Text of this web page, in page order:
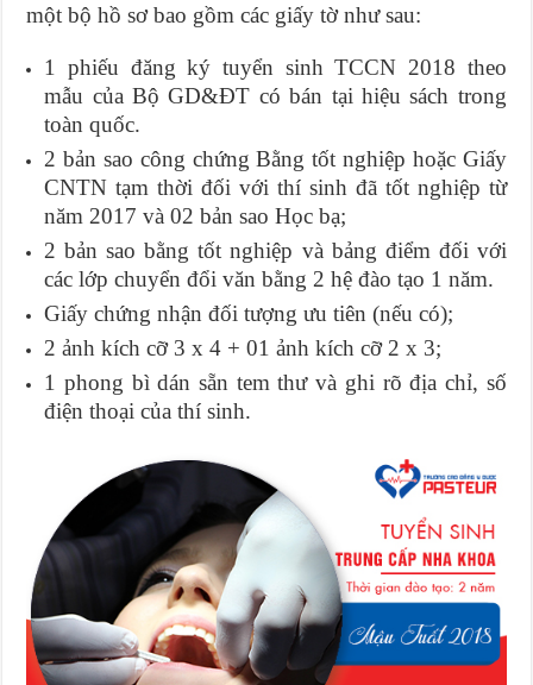
một bộ hồ sơ bao gồm các giấy tờ như sau:
1 phiếu đăng ký tuyển sinh TCCN 2018 theo
mẫu của Bộ GD&ĐT có bán tại hiệu sách trong
toàn quốc.
2 bản sao công chứng Bằng tốt nghiệp hoặc Giấy
CNTN tạm thời đối với thí sinh đã tốt nghiệp từ
năm 2017 và 02 bản sao Học bạ;
2 bản sao bằng tốt nghiệp và bảng điểm đối với
các lớp chuyển đổi văn bằng 2 hệ đào tạo 1 năm.
Giấy chứng nhận đối tượng ưu tiên (nếu có);
2 ảnh kích cỡ 3 x 4 + 01 ảnh kích cỡ 2 x 3;
1 phong bì dán sẵn tem thư và ghi rõ địa chỉ, số
điện thoại của thí sinh.